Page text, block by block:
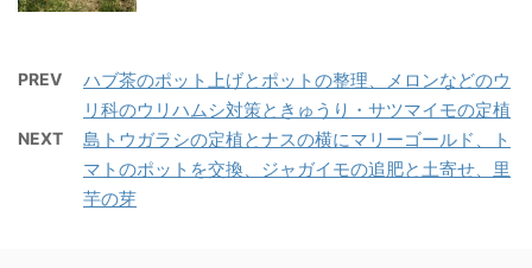
PREV
ハブ茶のポット上げとポットの整理、メロンなどのウ
リ科のウリハムシ対策ときゅうり・サツマイモの定植
NEXT
島トウガラシの定植とナスの横にマリーゴールド、ト
マトのポットを交換、ジャガイモの追肥と土寄せ、里
芋の芽